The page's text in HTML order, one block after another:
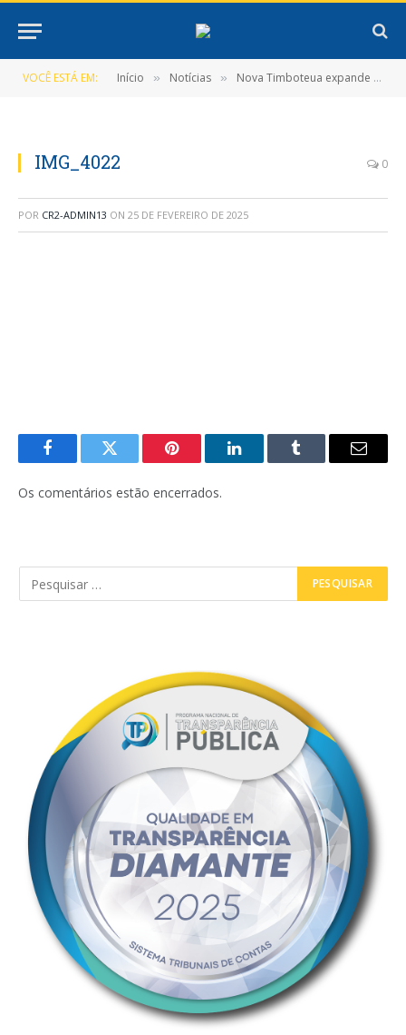
VOCÊ ESTÁ EM: Início » Notícias » Nova Timboteua expande o EJAI para as Vilas
IMG_4022 0
POR CR2-ADMIN13 ON 25 DE FEVEREIRO DE 2025
FacebookTwitter Pinterest LinkedInTumblr
E-
Os comentários estão encerrados.